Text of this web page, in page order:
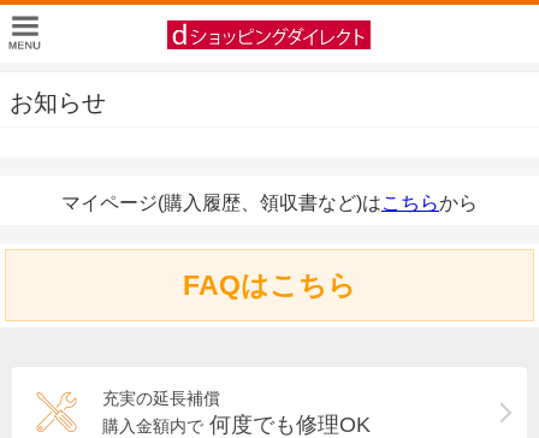
お知らせ
マイページ(購入履歴、領収書など)はこちらから
FAQはこちら
充実の延長補償
購入金額内で 何度でも修理OK